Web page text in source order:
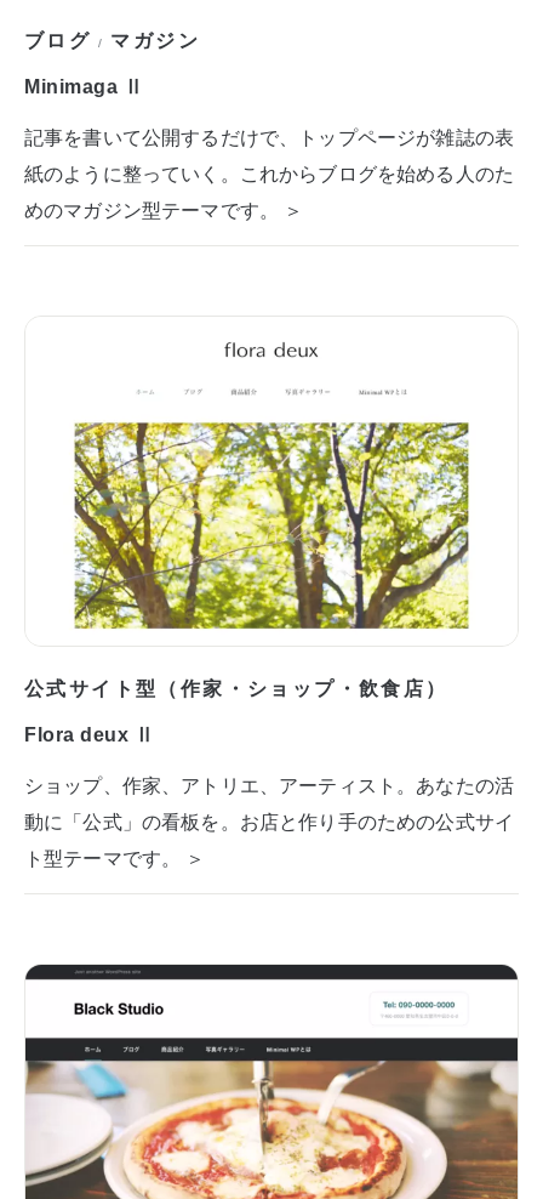
ブログ / マガジン
Minimaga Ⅱ
記事を書いて公開するだけで、トップページが雑誌の表
紙のように整っていく。これからブログを始める人のた
めのマガジン型テーマです。 ＞
公式サイト型（作家・ショップ・飲食店）
Flora deux Ⅱ
ショップ、作家、アトリエ、アーティスト。あなたの活
動に「公式」の看板を。お店と作り手のための公式サイ
ト型テーマです。 ＞